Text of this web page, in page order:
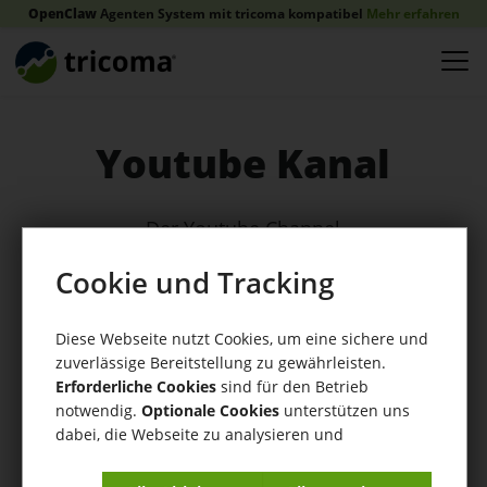
OpenClawAgenten System mit tricoma kompatibel Mehr erfahren
Youtube Kanal
Der Youtube Channel
tricoma
Erst
Hitmeister,
real.de?
Lohnt
sich die
Plattform
überhaupt?
Wir stellen uns die Frage ob real.de als
Plattform überhaupt Sinn macht, oder
ob man lieber eine Alternative nutzen
eCommerce
Vlog 0-
Cookie und Tracking
Diese Webseite nutzt Cookies, um eine sichere und
zuverlässige Bereitstellung zu gewährleisten.
Erforderliche Cookies sind für den Betrieb
notwendig. Optionale Cookies unterstützen uns
dabei, die Webseite zu analysieren und